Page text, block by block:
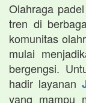
Olahraga
tren di
komunitas
mulai
bergengsi.
hadir layanan
yang mampu